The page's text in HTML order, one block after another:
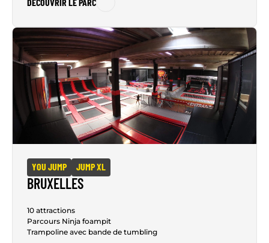
YOU JUMP JUMP XL
BRUXELLES
10 attractions
Parcours Ninja foampit
Trampoline avec bande de tumbling